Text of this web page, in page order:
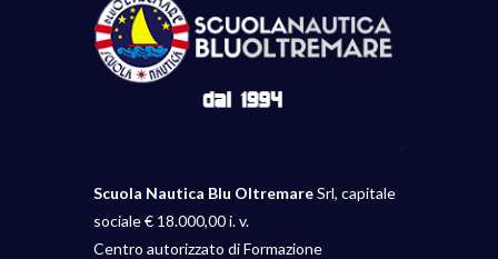
Scuola Nautica Blu OltremareSrl, capitale
sociale € 18.000,00 i. v.
Centro autorizzato di Formazione